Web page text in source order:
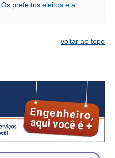
Os prefeitos eleitos e a
voltar ao topo